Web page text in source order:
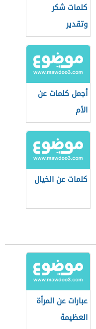
كلمات شكر
وتقدير
أجمل كلمات عن
الأم
كلمات عن الخيال
عبارات عن المرأة
العظيمة